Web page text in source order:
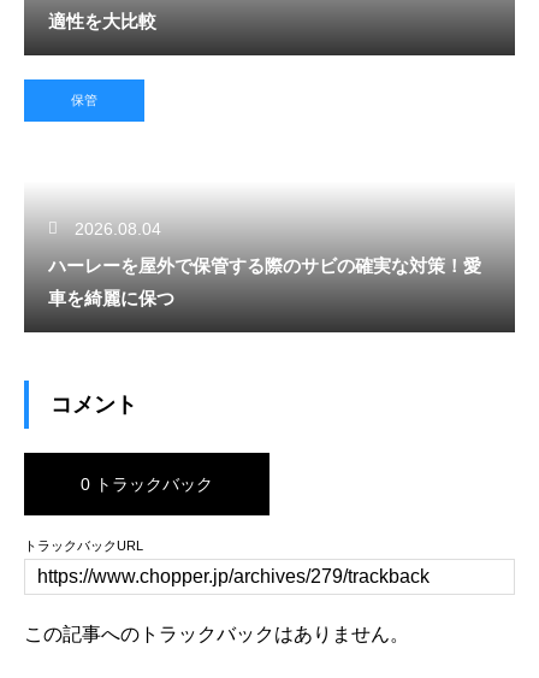
適性を大比較
保管
2026.08.04
ハーレーを屋外で保管する際のサビの確実な対策！愛
車を綺麗に保つ
コメント
0 トラックバック
トラックバックURL
この記事へのトラックバックはありません。